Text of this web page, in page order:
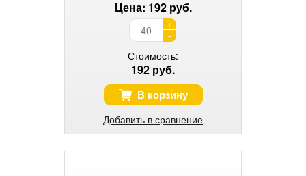
Цена: 192 руб.
+
-
Стоимость:
192 руб.
В корзину
Добавить в сравнение